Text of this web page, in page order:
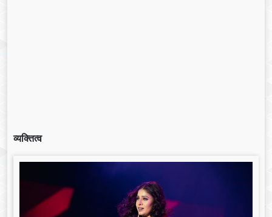
व्यक्तित्व